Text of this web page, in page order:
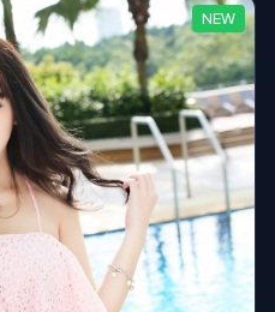
NEW